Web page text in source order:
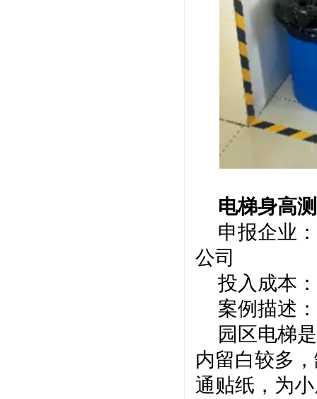
电梯身高
申报企业
公司
投入成本：
案例描述：
园区电梯
内留白较多
通贴纸，为